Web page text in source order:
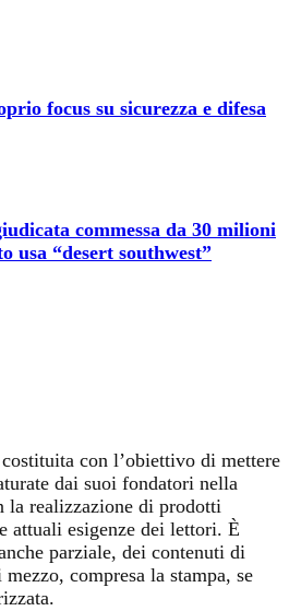
focus su sicurezza e difesa
commessa da 30 milioni
usa “desert southwest”
con l’obiettivo di mettere
dai suoi fondatori nella
la realizzazione di prodotti
attuali esigenze dei lettori. È
parziale, dei contenuti di
compresa la stampa, se